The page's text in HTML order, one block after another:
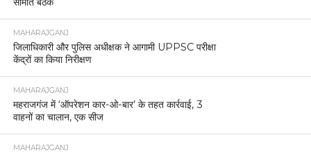
MAHARAJGANJ
जिलाधिकारी और पुलिस अधीक्षक ने आगामी UPPSC परीक्षा
केंद्रों का किया निरीक्षण
MAHARAJGANJ
महराजगंज में ‘ऑपरेशन कार-ओ-बार’ के तहत कार्रवाई, 3
वाहनों का चालान, एक सीज
MAHARAJGANJ